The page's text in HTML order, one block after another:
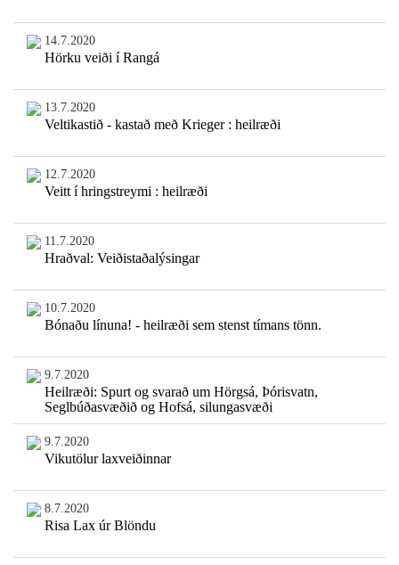
14.7.2020
Hörku veiði í Rangá
13.7.2020
Veltikastið - kastað með Krieger : heilræði
12.7.2020
Veitt í hringstreymi : heilræði
11.7.2020
Hraðval: Veiðistaðalýsingar
10.7.2020
Bónaðu línuna! - heilræði sem stenst tímans tönn.
9.7.2020
Heilræði: Spurt og svarað um Hörgsá, Þórisvatn,
Seglbúðasvæðið og Hofsá, silungasvæði
9.7.2020
Vikutölur laxveiðinnar
8.7.2020
Risa Lax úr Blöndu